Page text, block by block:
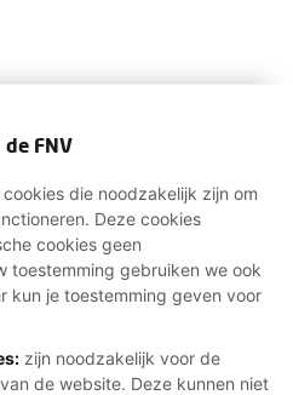
FNV
die noodzakelijk zijn om
Deze cookies
cookies geen
toestemming gebruiken we ook
kun je toestemming geven voor
zijn noodzakelijk voor de
de website. Deze kunnen niet